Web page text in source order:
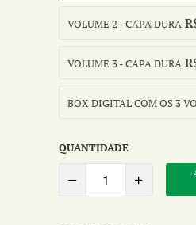
VOLUME 2 - CAPA DURA
VOLUME 3 - CAPA DURA
BOX DIGITAL COM OS 3
QUANTIDADE